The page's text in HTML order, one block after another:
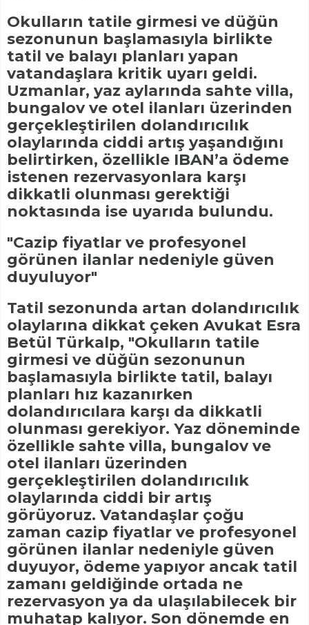
Okulların tatile girmesi ve düğün
sezonunun başlamasıyla birlikte
tatil ve balayı planları yapan
vatandaşlara kritik uyarı geldi.
Uzmanlar, yaz aylarında sahte villa,
bungalov ve otel ilanları üzerinden
gerçekleştirilen dolandırıcılık
olaylarında ciddi artış yaşandığını
belirtirken, özellikle IBAN’a ödeme
istenen rezervasyonlara karşı
dikkatli olunması gerektiği
noktasında ise uyarıda bulundu.
"Cazip fiyatlar ve profesyonel
görünen ilanlar nedeniyle güven
duyuluyor"
Tatil sezonunda artan dolandırıcılık
olaylarına dikkat çeken Avukat Esra
Betül Türkalp, "Okulların tatile
girmesi ve düğün sezonunun
başlamasıyla birlikte tatil, balayı
planları hız kazanırken
dolandırıcılara karşı da dikkatli
olunması gerekiyor. Yaz döneminde
özellikle sahte villa, bungalov ve
otel ilanları üzerinden
gerçekleştirilen dolandırıcılık
olaylarında ciddi bir artış
görüyoruz. Vatandaşlar çoğu
zaman cazip fiyatlar ve profesyonel
görünen ilanlar nedeniyle güven
duyuyor, ödeme yapıyor ancak tatil
zamanı geldiğinde ortada ne
rezervasyon ya da ulaşılabilecek bir
muhatap kalıyor. Son dönemde en